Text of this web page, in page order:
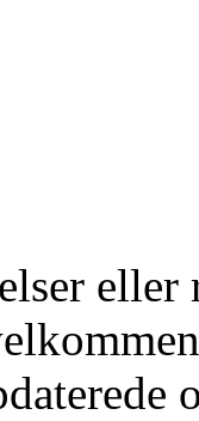
eller